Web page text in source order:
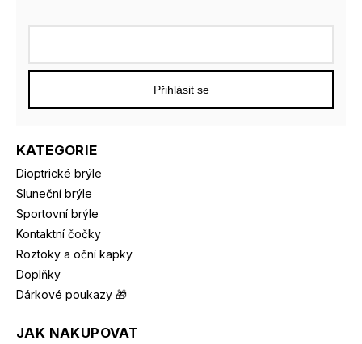
KATEGORIE
Dioptrické brýle
Sluneční brýle
Sportovní brýle
Kontaktní čočky
Roztoky a oční kapky
Doplňky
Dárkové poukazy 🎁
JAK NAKUPOVAT
Přihlásit se